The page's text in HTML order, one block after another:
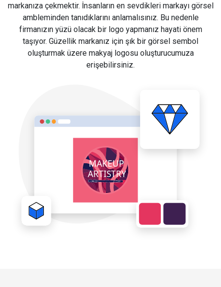
markanıza çekmektir. İnsanların en sevdikleri markayı görsel
ambleminden tanıdıklarını anlamalısınız. Bu nedenle
firmanızın yüzü olacak bir logo yapmanız hayati önem
taşıyor. Güzellik markanız için şık bir görsel sembol
oluşturmak üzere makyaj logosu oluşturucumuza
erişebilirsiniz.